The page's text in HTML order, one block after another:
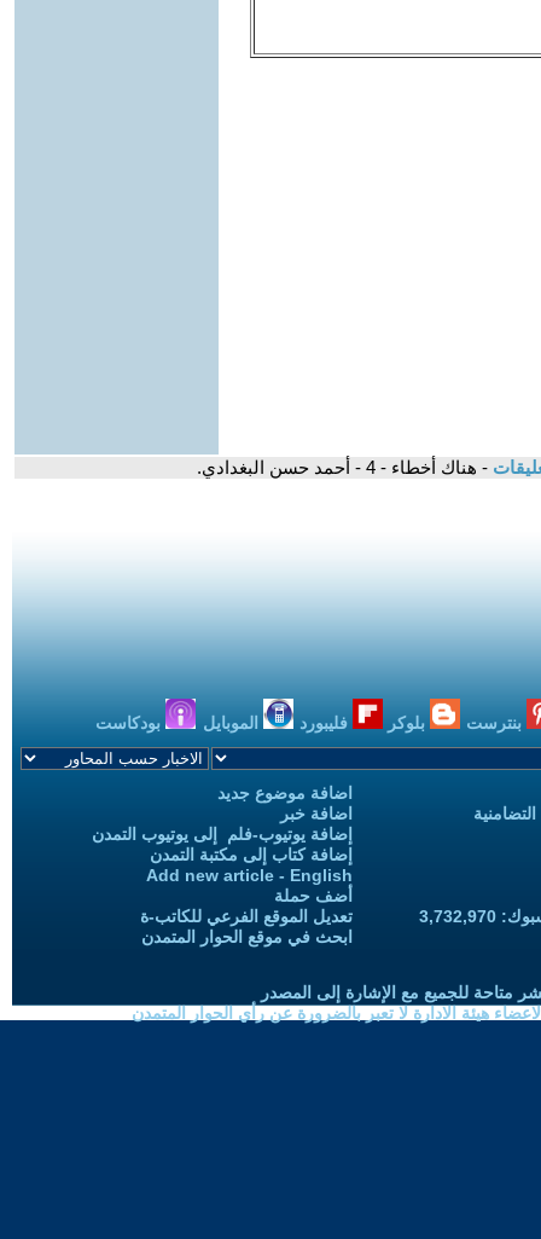
- هناك أخطاء - 4 - أحمد حسن البغدادي.
بنترست بلوكر فليبورد الموبايل بودكاست
اضافة موضوع جديد
اضافة خبر
إضافة يوتيوب-فلم إلى يوتيوب التمدن
إضافة كتاب إلى مكتبة التمدن
Add new article - English
أضف حملة
تعديل الموقع الفرعي للكاتب-ة
ابحث في موقع الحوار المتمدن
متاحة للجميع مع الإشارة إلى المصدر
هيئة الادارة لا تعبر بالضرورة عن رأي الحوار المتمدن